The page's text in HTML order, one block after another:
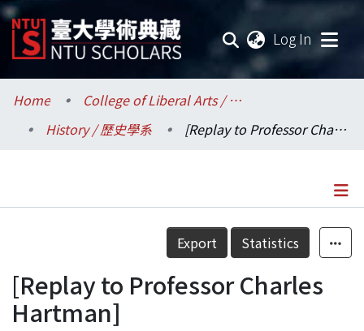
Log In
Communities & Collections
Research Outputs
Statistics
Home
College of Liberal Arts / 文學院
History / 歷史學系
[Replay to Professor Charles Hartman]
Details
Export Statistics
[Replay to Professor Charles
Hartman]